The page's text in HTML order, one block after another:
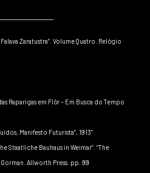
Zaratustra”. Volume Quatro. Relógio
Raparigas em Flôr – Em Busca do Tempo
Manifesto Futurista”, 1913”
Staatliche Bauhaus in Weimar”. “The
Allworth Press. pp. 99